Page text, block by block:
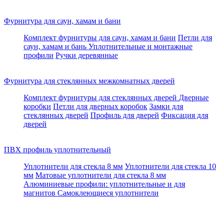
Фурнитура для саун, хамам и бани
Комплект фурнитуры для саун, хамам и бани Петли для
саун, хамам и бань Уплотнительные и монтажные
профили Ручки деревянные
Фурнитура для стеклянных межкомнатных дверей
Комплект фурнитуры для стеклянных дверей Дверные
коробки Петли для дверных коробок Замки для
стеклянных дверей Профиль для дверей Фиксация для
дверей
ПВХ профиль уплотнительный
Уплотнители для стекла 8 мм Уплотнители для стекла 10
мм Матовые уплотнители для стекла 8 мм
Алюминиевые профили: уплотнительные и для
магнитов Самоклеющиеся уплотнители